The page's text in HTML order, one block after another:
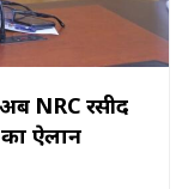
NRC रसीद
ऐलान